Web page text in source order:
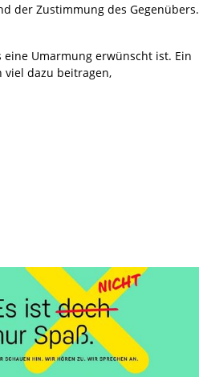
der Zustimmung des Gegenübers.
Umarmung erwünscht ist. Ein
viel dazu beitragen,